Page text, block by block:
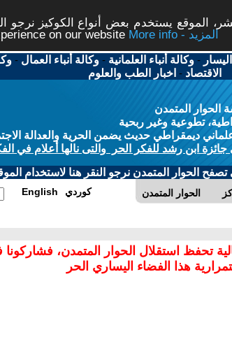
الموقع يستخدم بعض أنواع الكوكيز نرجو
on our website
More info - المزيد
-وكالة أنباء العلمانية -وكالة أنباء العمال -
الاقتصاد - اخبار الطب والعلوم
الحوار المتمدن
تطوعية وغير ربحية
ديمقراطي حديث يضمن الحرية والعدالة
ابن رشد للفكر الحر والتى نالها أعلام في
الحوار المتمدن نرجو النقر هنا لاستخدام
الحوار المتمدن English كوردي
تحفظ استقلال الحوار المتمدن،
هذا الفضاء اليساري الحر